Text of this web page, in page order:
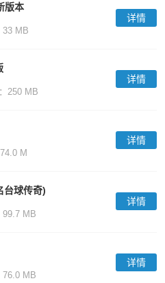
版本
33 MB
详情
250 MB
详情
M
详情
台球传奇)
99.7 MB
详情
76.0 MB
详情